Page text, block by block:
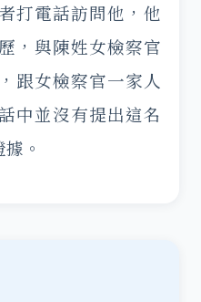
打電話訪問他，他
，與陳姓女檢察官
跟女檢察官一家人
中並沒有提出這名
。